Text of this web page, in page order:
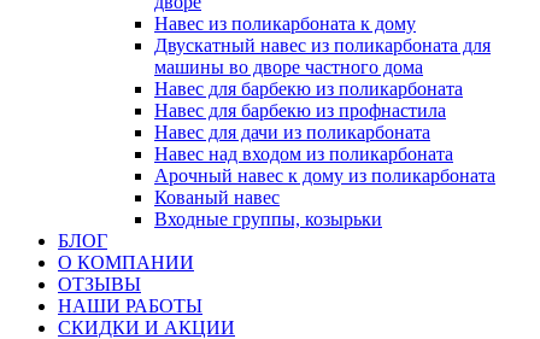
Навес из поликарбоната к дому
Двускатный навес из поликарбоната для
машины во дворе частного дома
Навес для барбекю из поликарбоната
Навес для барбекю из профнастила
Навес для дачи из поликарбоната
Навес над входом из поликарбоната
Арочный навес к дому из поликарбоната
Кованый навес
Входные группы, козырьки
БЛОГ
О КОМПАНИИ
ОТЗЫВЫ
НАШИ РАБОТЫ
СКИДКИ И АКЦИИ